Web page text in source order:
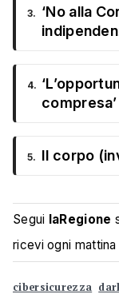
3. ‘No alla
4.
compresa’
5. Il corpo
Segui laRegione
ricevi ogni
cibersicurezza